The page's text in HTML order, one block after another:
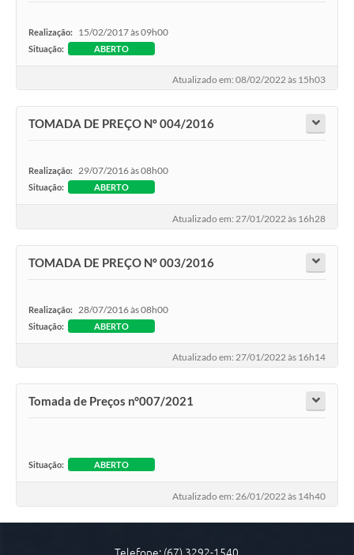
Realização: 15/02/2017 às 09h00
Situação: ABERTO
Atualizado em: 08/02/2022 às 15h03
TOMADA DE PREÇO Nº 004/2016
Realização: 29/07/2016 às 08h00
Situação: ABERTO
Atualizado em: 27/01/2022 às 16h28
TOMADA DE PREÇO Nº 003/2016
Realização: 28/07/2016 às 08h00
Situação: ABERTO
Atualizado em: 27/01/2022 às 16h14
Tomada de Preços n°007/2021
Situação: ABERTO
Atualizado em: 26/01/2022 às 14h40